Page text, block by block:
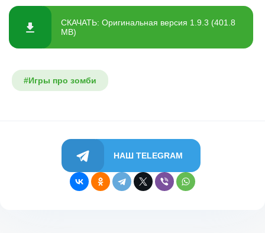
СКАЧАТЬ: Оригинальная версия 1.9.3 (401.8
MB)
#Игры про зомби
НАШ TELEGRAM